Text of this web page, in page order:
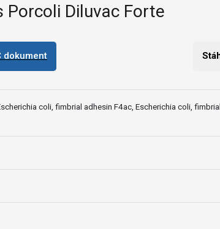
Porcoli Diluvac Forte
dokument
coli, fimbrial adhesin F4ac, Escherichia coli,